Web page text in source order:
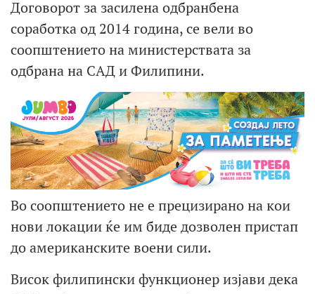
Договорот за засилена одбранбена
соработка од 2014 година, се вели во
соопштението на министерствата за
одбрана на САД и Филипини.
Во соопштението не е прецизирано на кои
нови локации ќе им биде дозволен пристап
до американските воени сили.
Висок филипински функционер изјави дека